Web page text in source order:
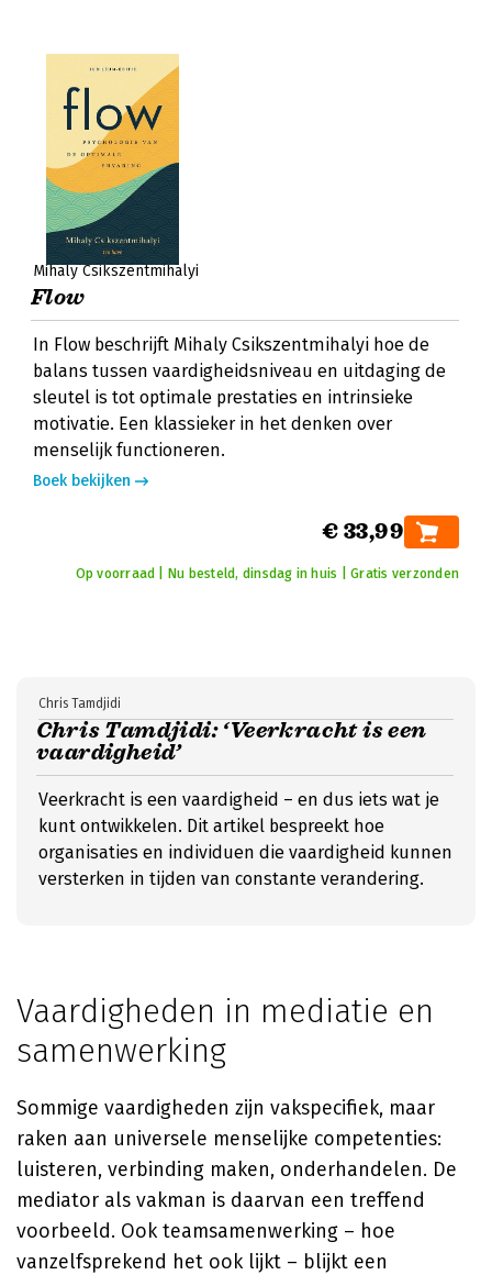
Mihaly Csikszentmihalyi
Flow
In Flow beschrijft Mihaly Csikszentmihalyi hoe de
balans tussen vaardigheidsniveau en uitdaging de
sleutel is tot optimale prestaties en intrinsieke
motivatie. Een klassieker in het denken over
menselijk functioneren.
Boek bekijken
€ 33,99
Op voorraad | Nu besteld, dinsdag in huis | Gratis verzonden
Chris Tamdjidi: ‘Veerkracht is een
vaardigheid’
Chris Tamdjidi
Veerkracht is een vaardigheid – en dus iets wat je
kunt ontwikkelen. Dit artikel bespreekt hoe
organisaties en individuen die vaardigheid kunnen
versterken in tijden van constante verandering.
Vaardigheden in mediatie en
samenwerking
Sommige vaardigheden zijn vakspecifiek, maar
raken aan universele menselijke competenties:
luisteren, verbinding maken, onderhandelen. De
mediator als vakman is daarvan een treffend
voorbeeld. Ook teamsamenwerking – hoe
vanzelfsprekend het ook lijkt – blijkt een